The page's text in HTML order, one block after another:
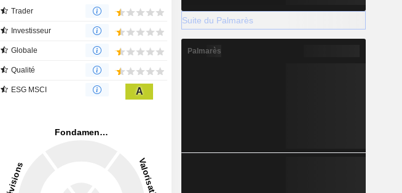
Trader
Investisseur
Globale
Qualité
ESG MSCI A
Suite du Palmarès
Palmarès